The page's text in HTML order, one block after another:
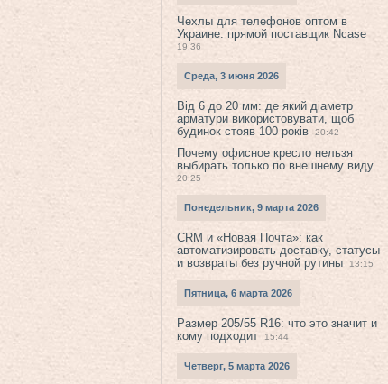
Чехлы для телефонов оптом в
Украине: прямой поставщик Ncase
19:36
Среда, 3 июня 2026
Від 6 до 20 мм: де який діаметр
арматури використовувати, щоб
будинок стояв 100 років
20:42
Почему офисное кресло нельзя
выбирать только по внешнему виду
20:25
Понедельник, 9 марта 2026
CRM и «Новая Почта»: как
автоматизировать доставку, статусы
и возвраты без ручной рутины
13:15
Пятница, 6 марта 2026
Размер 205/55 R16: что это значит и
кому подходит
15:44
Четверг, 5 марта 2026